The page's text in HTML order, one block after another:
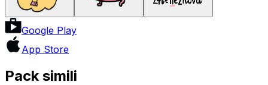
Google Play
App Store
Pack simili